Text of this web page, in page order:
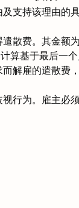
支持该理由的具
散费。其金额
算基于最后一
解雇的遣散费
行为。雇主必